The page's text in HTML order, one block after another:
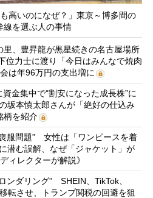
高いのになぜ？」東京～博多間の
線を選ぶ人の事情
里、豊昇龍が黒星続きの名古屋場所
位力士に渡り「今日はみんなで焼肉
は年96万円の支出増に
金集中で“割安になった成長株”に
本慎太郎さんが「絶好の仕込み
柄を紹介
服問題” 女性は「ワンピースを着
潜む誤解、なぜ「ジャケット」が
ィレクターが解説》
ンダリング” SHEIN、TikTok、
転させ、トランプ関税の回避を狙